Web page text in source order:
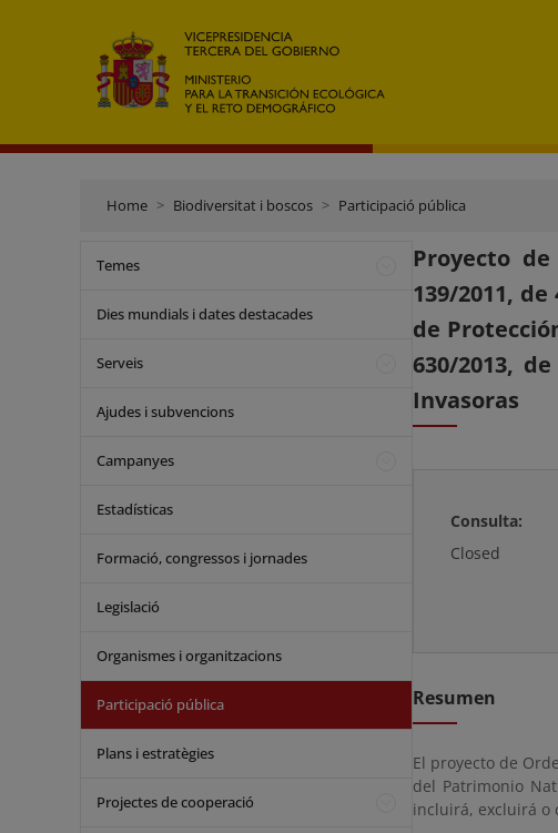
Home Biodiversitat i boscos Participació pública
Temes
Dies mundials i dates destacades
Serveis
Ajudes i subvencions
Campanyes
Estadísticas
Formació, congressos i jornades
Legislació
Organismes i organitzacions
Participació pública
Plans i estratègies
Projectes de cooperació
Proyecto
139/2011,
de
630/2013,
Invasoras
Consulta:
Closed
Resumen
El proyecto de
del Patrimonio
incluirá, excluirá o